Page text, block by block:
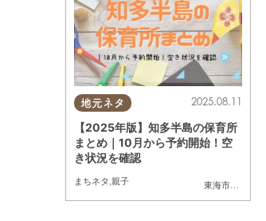
地元ネタ
東海市大府市
2025.08.11
【2025年版】知多半島の保育所
まとめ｜10月から予約開始！空
き状況を確認
まちネタ ,親子